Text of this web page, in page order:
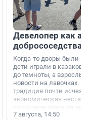
Девелопер как
добрососедства
Когда-то дворы были
дети играли в казаков-
до темноты, а
новости на лавочках. В
традиция почти
экономическая
отсутствие ухода за
сделали своё дело.
7 августа, 14:50